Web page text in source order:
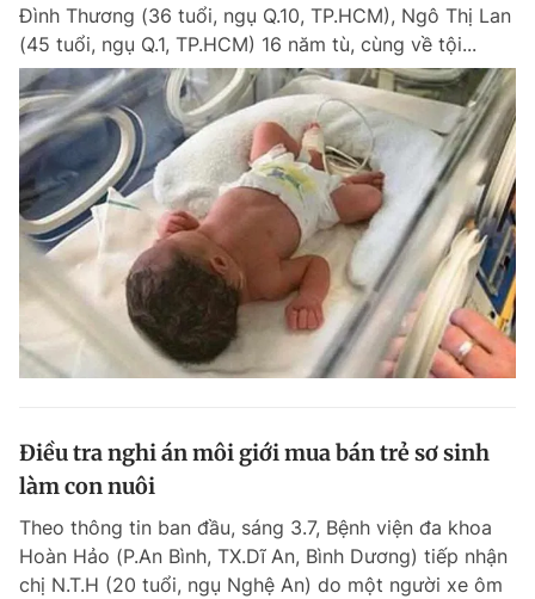
Đình Thương (36 tuổi, ngụ Q.10, TP.HCM), Ngô Thị Lan
(45 tuổi, ngụ Q.1, TP.HCM) 16 năm tù, cùng về tội...
Điều tra nghi án môi giới mua bán trẻ sơ sinh
làm con nuôi
Theo thông tin ban đầu, sáng 3.7, Bệnh viện đa khoa
Hoàn Hảo (P.An Bình, TX.Dĩ An, Bình Dương) tiếp nhận
chị N.T.H (20 tuổi, ngụ Nghệ An) do một người xe ôm